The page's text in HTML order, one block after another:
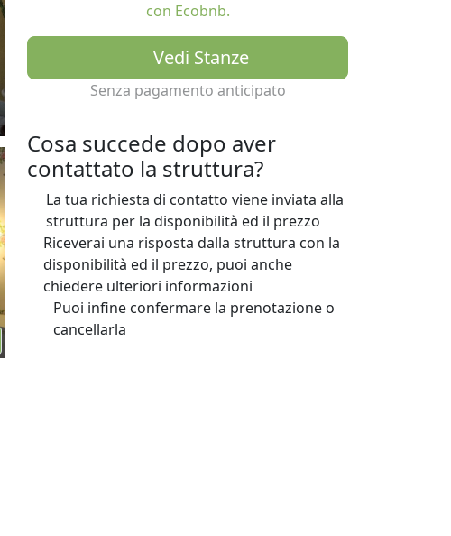
con Ecobnb.
Vedi Stanze
Senza pagamento anticipato
Cosa succede dopo aver
contattato la struttura?
La tua richiesta di contatto viene inviata alla
struttura per la disponibilità ed il prezzo
Riceverai una risposta dalla struttura con la
disponibilità ed il prezzo, puoi anche
chiedere ulteriori informazioni
Puoi infine confermare la prenotazione o
cancellarla